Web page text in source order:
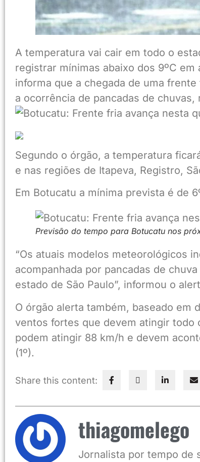
A temperatura vai cair em todo o
registrar mínimas abaixo dos 9ºC
informa que a chegada de uma
a ocorrência de pancadas de chuvas,
Segundo o órgão, a temperatura
e nas regiões de Itapeva, Registro,
Em Botucatu a mínima prevista é de
Previsão do tempo para Botucatu nos
“Os atuais modelos meteorológicos
acompanhada por pancadas de
estado de São Paulo”, informou o
O órgão alerta também, baseado em
ventos fortes que devem atingir todo
podem atingir 88 km/h e devem
(1º).
Share this content:
thiagomelego
Jornalista por tempo de